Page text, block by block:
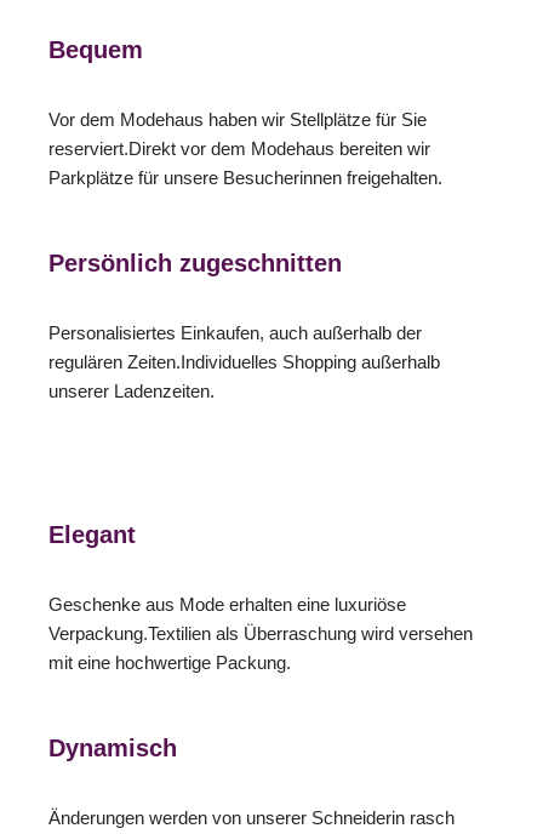
Bequem
Vor dem Modehaus haben wir Stellplätze für Sie
reserviert.Direkt vor dem Modehaus bereiten wir
Parkplätze für unsere Besucherinnen freigehalten.
Persönlich zugeschnitten
Personalisiertes Einkaufen, auch außerhalb der
regulären Zeiten.Individuelles Shopping außerhalb
unserer Ladenzeiten.
Elegant
Geschenke aus Mode erhalten eine luxuriöse
Verpackung.Textilien als Überraschung wird versehen
mit eine hochwertige Packung.
Dynamisch
Änderungen werden von unserer Schneiderin rasch